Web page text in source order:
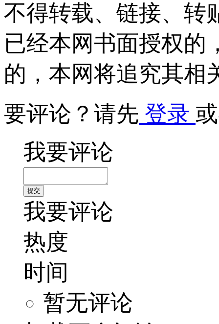
不得转载、链接、转
已经本网书面授权的
的，本网将追究其相
要评论？请先 登录
我要评论
我要评论
热度
时间
暂无评论